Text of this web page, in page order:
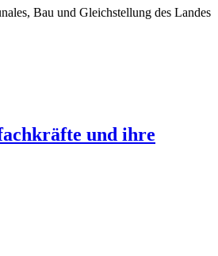
Bau und Gleichstellung des Landes
und ihre